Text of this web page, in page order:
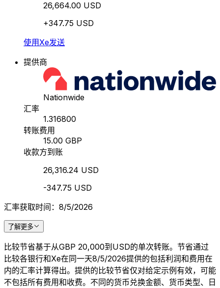
26,664.00 USD
+347.75 USD
使用Xe发送
提供商
Nationwide
汇率
1.316800
转账费用
15.00 GBP
收款方到账
26,316.24 USD
-347.75 USD
汇率获取时间：8/5/2026
了解更多
比较节省基于从GBP 20,000到USD的单次转账。节省通过
比较各银行和Xe在同一天8/5/2026提供的包括利润和费用在
内的汇率计算得出。提供的比较节省仅对给定示例有效，可能
不包括所有费用和收费。不同的货币兑换金额、货币类型、日